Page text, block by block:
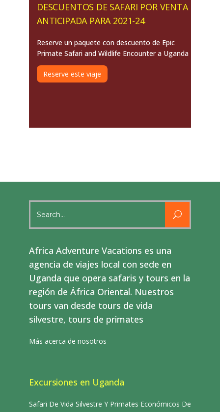
DESCUENTOS DE SAFARI POR VENTA
ANTICIPADA PARA 2021-24
Reserve un paquete con descuento de Epic
Primate Safari and Wildlife Encounter a Uganda
Reserve este viaje
for:
Africa Adventure Vacations es una
agencia de viajes local con sede en
Uganda que opera safaris y tours en la
región de África Oriental. Nuestros
tours van desde tours de vida
silvestre, tours de primates
Más acerca de nosotros
Excursiones en Uganda
Safari De Vida Silvestre Y Primates Económicos De